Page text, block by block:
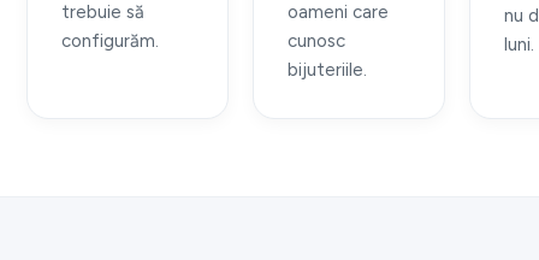
trebuie să
configurăm.
oameni care
cunosc
bijuteriile.
nu
luni.